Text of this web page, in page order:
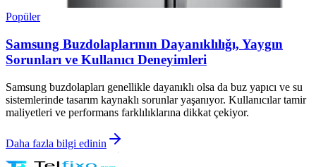
Popüler
Samsung Buzdolaplarının Dayanıklılığı, Yaygın
Sorunları ve Kullanıcı Deneyimleri
Samsung buzdolapları genellikle dayanıklı olsa da buz yapıcı ve su
sistemlerinde tasarım kaynaklı sorunlar yaşanıyor. Kullanıcılar tamir
maliyetleri ve performans farklılıklarına dikkat çekiyor.
Daha fazla bilgi edinin